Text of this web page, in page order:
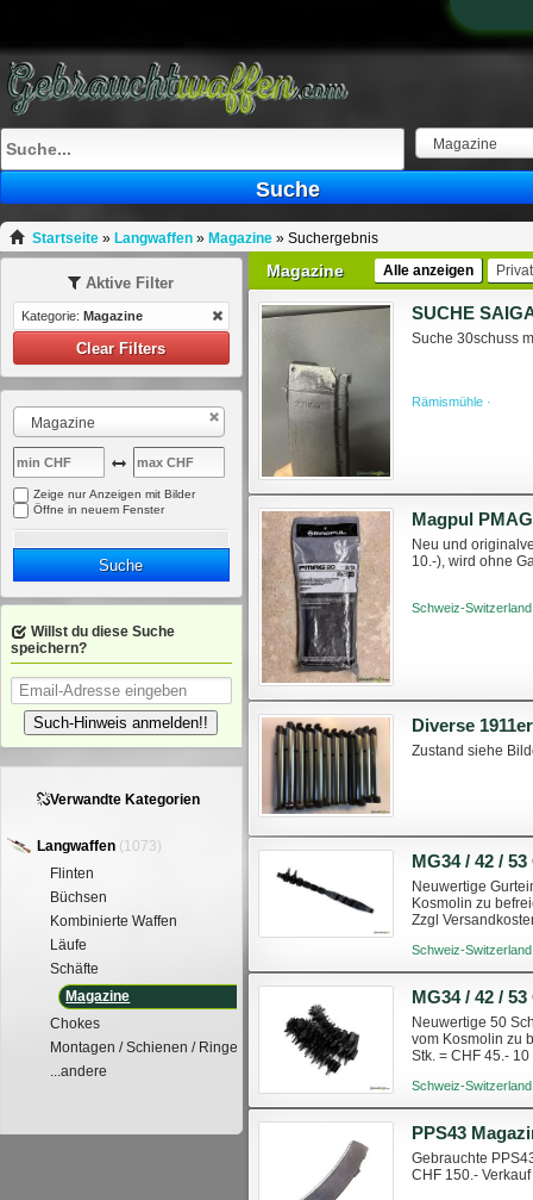
Magazine
Suche
Startseite» Langwaffen» Magazine» Suchergebnis
Magazine Alle anzeigen
SUCHE
Suche 30schuss
Rämismühle ·
Magpul
Neu und
10.-), wird ohne
Schweiz-
Diverse
Zustand siehe
MG34 / 42 /
Neuwertige
Kosmolin zu
Zzgl
Schweiz-
MG34 / 42 /
Neuwertige 50
vom Kosmolin zu
Stk. = CHF 45.-
Schweiz-
PPS43
Gebrauchte
CHF 150.-
Aktive Filter
Kategorie: Magazine
Clear Filters
Magazine
Zeige nur Anzeigen mit Bilder
Öffne in neuem Fenster
Suche
Willst du diese Suche
speichern?
Such-Hinweis anmelden!!
Verwandte Kategorien
Langwaffen (1073)
Flinten
Büchsen
Kombinierte Waffen
Läufe
Schäfte
Magazine
Chokes
Montagen / Schienen / Ringe
...andere